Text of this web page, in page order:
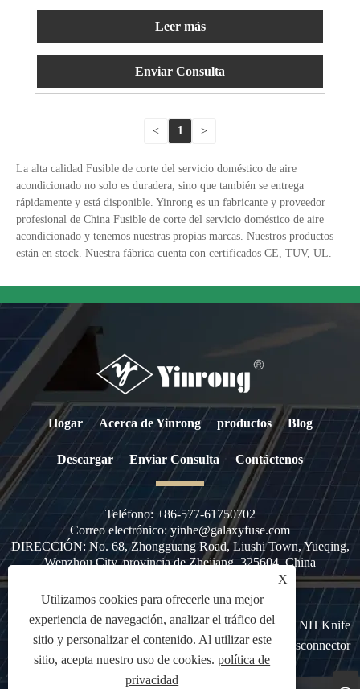
Leer más
Enviar Consulta
< 1 >
La alta calidad Fusible de corte del servicio doméstico de aire
acondicionado no solo es duradera, sino que también se entrega
rápidamente y está disponible. Yinrong es un fabricante y proveedor
profesional de China Fusible de corte del servicio doméstico de aire
acondicionado y tenemos nuestras propias marcas. Nuestros productos
están en stock. Nuestra fábrica cuenta con certificados CE, TUV, UL.
Hogar Acerca de Yinrong productos Blog
Descargar Enviar Consulta Contáctenos
Teléfono: +86-577-61750702
Correo electrónico:yinhe@galaxyfuse.com
DIRECCIÓN: No. 68, Zhongguang Road, Liushi Town, Yueqing,
Wenzhou City, provincia de Zhejiang, 325604, China
Copyright © 2023 Zhejiang Galaxy Fuse Co., Ltd. - AC NH Knife
-Blade Hrc Fuse, AC Industrial Fuse, NH Fuse Type Desconnector
- Todos los derechos reservados
X
Utilizamos cookies para ofrecerle una mejor
experiencia de navegación, analizar el tráfico del
sitio y personalizar el contenido. Al utilizar este
sitio, acepta nuestro uso de cookies.política de
privacidad